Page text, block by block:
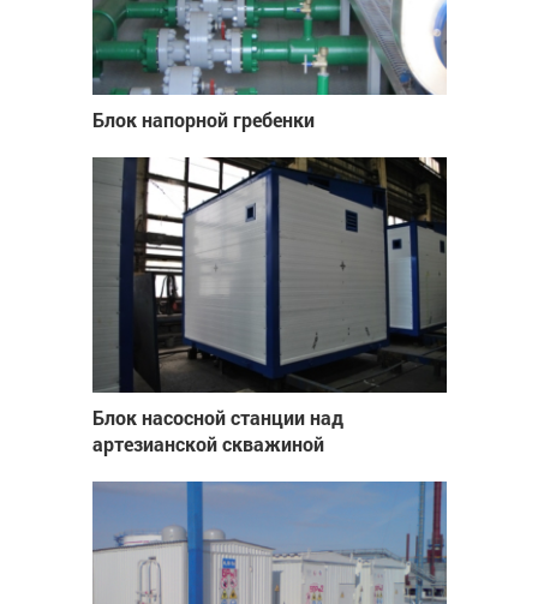
Блок напорной гребенки
Блок насосной станции над
артезианской скважиной